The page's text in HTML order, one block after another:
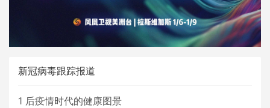
新冠病毒跟踪报道
1 后疫情时代的健康图景